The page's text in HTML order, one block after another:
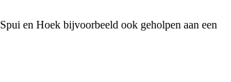
en Hoek bijvoorbeeld ook geholpen aan een